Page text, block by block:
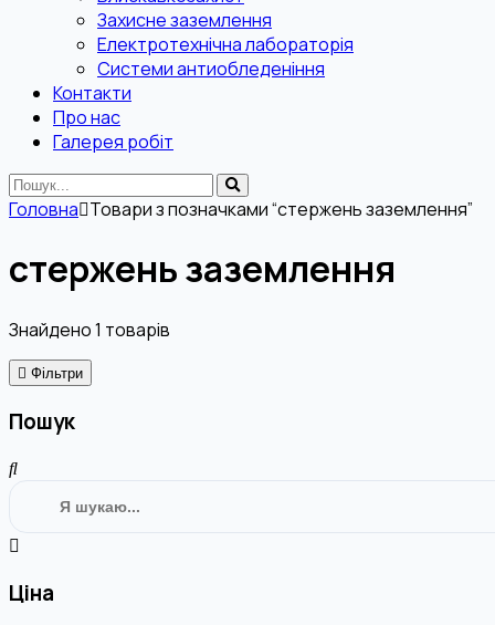
Захисне заземлення
Електротехнічна лабораторія
Системи антиобледеніння
Контакти
Про нас
Галерея робіт
Головна Товари з позначками “стержень заземлення”
стержень заземлення
Знайдено1 товарів
Фільтри
Пошук
Ціна